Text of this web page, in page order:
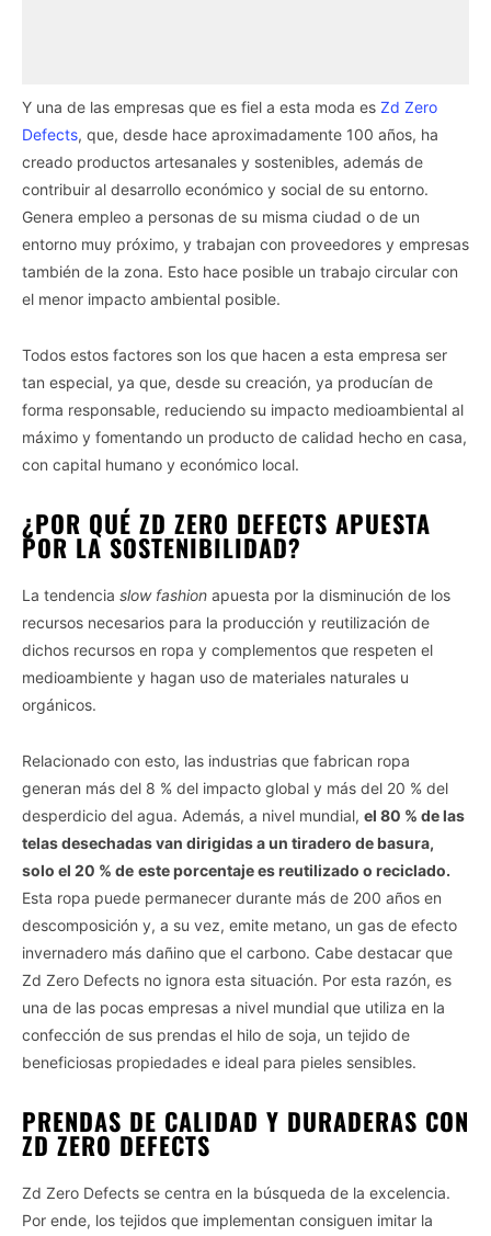
Y una de las empresas que es fiel a esta moda es Zd Zero
Defects, que, desde hace aproximadamente 100 años, ha
creado productos artesanales y sostenibles, además de
contribuir al desarrollo económico y social de su entorno.
Genera empleo a personas de su misma ciudad o de un
entorno muy próximo, y trabajan con proveedores y empresas
también de la zona. Esto hace posible un trabajo circular con
el menor impacto ambiental posible.
Todos estos factores son los que hacen a esta empresa ser
tan especial, ya que, desde su creación, ya producían de
forma responsable, reduciendo su impacto medioambiental al
máximo y fomentando un producto de calidad hecho en casa,
con capital humano y económico local.
¿POR QUÉ ZD ZERO DEFECTS APUESTA
POR LA SOSTENIBILIDAD?
La tendencia slow fashion apuesta por la disminución de los
recursos necesarios para la producción y reutilización de
dichos recursos en ropa y complementos que respeten el
medioambiente y hagan uso de materiales naturales u
orgánicos.
Relacionado con esto, las industrias que fabrican ropa
generan más del 8 % del impacto global y más del 20 % del
desperdicio del agua. Además, a nivel mundial, el 80 % de las
telas desechadas van dirigidas a un tiradero de basura,
solo el 20 % de este porcentaje es reutilizado o reciclado.
Esta ropa puede permanecer durante más de 200 años en
descomposición y, a su vez, emite metano, un gas de efecto
invernadero más dañino que el carbono. Cabe destacar que
Zd Zero Defects no ignora esta situación. Por esta razón, es
una de las pocas empresas a nivel mundial que utiliza en la
confección de sus prendas el hilo de soja, un tejido de
beneficiosas propiedades e ideal para pieles sensibles.
PRENDAS DE CALIDAD Y DURADERAS CON
ZD ZERO DEFECTS
Zd Zero Defects se centra en la búsqueda de la excelencia.
Por ende, los tejidos que implementan consiguen imitar la